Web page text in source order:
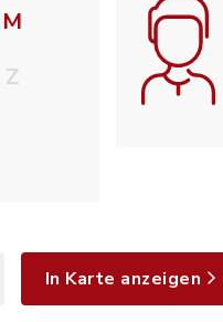
M
Z
In Karte anzeigen